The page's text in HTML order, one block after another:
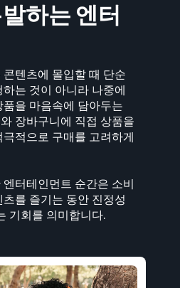
하는 엔터
텐츠에 몰입할 때 단순
는 것이 아니라 나중에
을 마음속에 담아두는
장바구니에 직접 상품을
적으로 구매를 고려하게
터테인먼트 순간은 소비
를 즐기는 동안 진정성
기회를 의미합니다.